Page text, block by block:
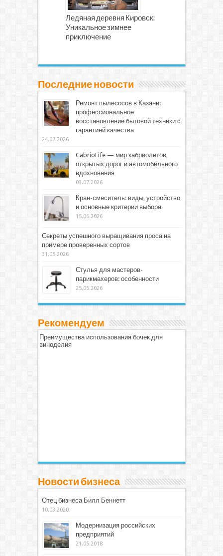
Ледяная деревня Кировск:
Уникальное зимнее
приключение
Последние новости
Ремонт пылесосов в Казани:
профессиональное
восстановление бытовой техники с
гарантией качества
24.07.2026
CabrioLife — мир кабриолетов,
открытых дорог и автомобильного
вдохновения
03.07.2026
Кран-смеситель: виды, устройство
и основные критерии выбора
15.06.2026
Секреты успешного выращивания проса на
примере проверенных сортов
31.05.2026
Стулья для мастеров-
парикмахеров: особенности
25.05.2026
Рекомендуем
Преимущества использования бочек для
виноделия
Новости бизнеса
Отец бизнеса Билл Беннетт
10.03.2020
Модернизация российских
предприятий
21.05.2018